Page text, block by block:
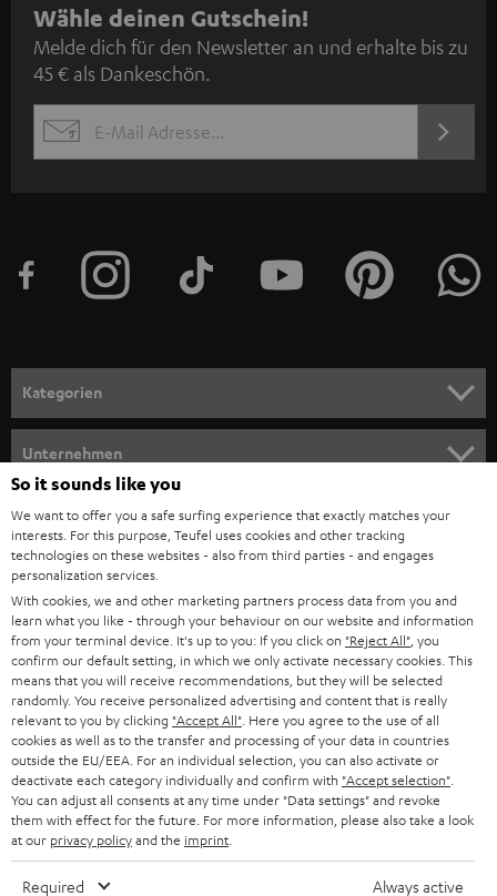
N
e
w
s
e
n
m
e
l
d
u
n
g
Wähle deinen Gutschein!
Melde dich für den Newsletter an und erhalte bis zu
45 € als Dankeschön.
EMAIL
JETZT
Kategorien
HEIMKINO-KOMPLETTANLAGEN
SOUNDBARS
SMART HOME
BLUETOOTH-LAUTSPRECHER
KOPFHÖRER
BLUETOOTH-KOPFHÖRER
STEREOANLAGEN
LAUTSPRECHER
Unternehmen
KARRIERE
PRESSE & MARKETING
GESCHÄFTSKUNDEN
PARTNERPROGRAMM
BLOG
NEWSLETTER
STORES
Teufel Onlineshops
DEUTSCHLAND
ÖSTERREICH
SCHWEIZ
NIEDERLANDE
BELGIEN
So it sounds like you
We want to offer you a safe surfing experience that exactly matches your
interests. For this purpose, Teufel uses cookies and other tracking
technologies on these websites - also from third parties - and engages
personalization services.
With cookies, we and other marketing partners process data from you and
learn what you like - through your behaviour on our website and information
from your terminal device. It's up to you: If you click on "Reject All" , you
confirm our default setting, in which we only activate necessary cookies. This
means that you will receive recommendations, but they will be selected
randomly. You receive personalized advertising and content that is really
relevant to you by clicking "Accept All" . Here you agree to the use of all
cookies as well as to the transfer and processing of your data in countries
outside the EU/EEA. For an individual selection, you can also activate or
deactivate each category individually and confirm with "Accept selection"
You can adjust all consents at any time under "Data settings" and revoke
them with effect for the future. For more information, please also take a look
at our privacy policyand the imprint
Required Always active